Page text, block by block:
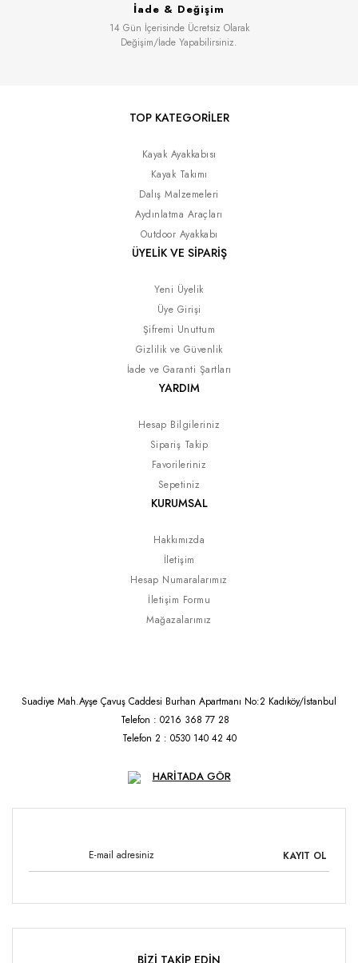
İade & Değişim
14 Gün İçerisinde Ücretsiz Olarak
Değişim/İade Yapabilirsiniz.
TOP KATEGORİLER
Kayak Ayakkabısı
Kayak Takımı
Dalış Malzemeleri
Aydınlatma Araçları
Outdoor Ayakkabı
ÜYELİK VE SİPARİŞ
Yeni Üyelik
Üye Girişi
Şifremi Unuttum
Gizlilik ve Güvenlik
İade ve Garanti Şartları
YARDIM
Hesap Bilgileriniz
Sipariş Takip
Favorileriniz
Sepetiniz
KURUMSAL
Hakkımızda
İletişim
Hesap Numaralarımız
İletişim Formu
Mağazalarımız
Suadiye Mah.Ayşe Çavuş Caddesi Burhan Apartmanı No:2 Kadıköy/İstanbul
Telefon : 0216 368 77 28
Telefon 2 : 0530 140 42 40
HARİTADA GÖR
KAYIT OL